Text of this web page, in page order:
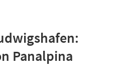
Panalpina